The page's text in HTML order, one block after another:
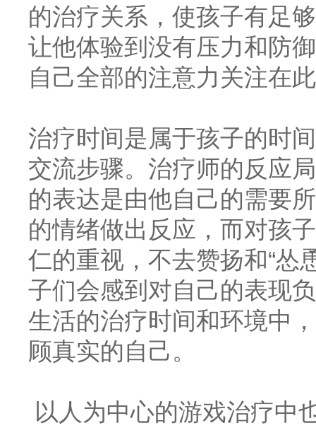
的治疗关系，使孩子有足
让他体验到没有压力和防
自己全部的注意力关注在
治疗时间是属于孩子的时
交流步骤。治疗师的反应
的表达是由他自己的需要
的情绪做出反应，而对孩
仁的重视，不去赞扬和“怂
子们会感到对自己的表现
生活的治疗时间和环境中
顾真实的自己。
以人为中心的游戏治疗中